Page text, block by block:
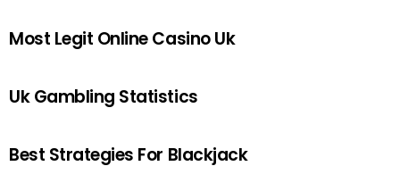
Most Legit Online Casino Uk
Uk Gambling Statistics
Best Strategies For Blackjack